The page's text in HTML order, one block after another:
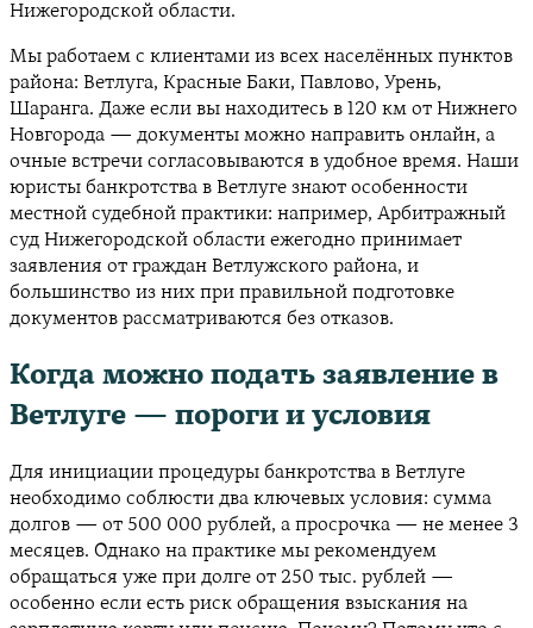
Нижегородской области.
Мы работаем с клиентами из всех населённых пунктов
района: Ветлуга, Красные Баки, Павлово, Урень,
Шаранга. Даже если вы находитесь в 120 км от Нижнего
Новгорода — документы можно направить онлайн, а
очные встречи согласовываются в удобное время. Наши
юристы банкротства в Ветлуге знают особенности
местной судебной практики: например, Арбитражный
суд Нижегородской области ежегодно принимает
заявления от граждан Ветлужского района, и
большинство из них при правильной подготовке
документов рассматриваются без отказов.
Когда можно подать заявление в
Ветлуге — пороги и условия
Для инициации процедуры банкротства в Ветлуге
необходимо соблюсти два ключевых условия: сумма
долгов — от 500 000 рублей, а просрочка — не менее 3
месяцев. Однако на практике мы рекомендуем
обращаться уже при долге от 250 тыс. рублей —
особенно если есть риск обращения взыскания на